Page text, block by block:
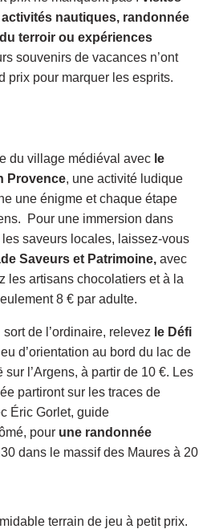
nautiques, randonnée
terroir ou expériences
souvenirs de vacances n’ont
prix pour marquer les esprits.
du village médiéval avec le
Provence, une activité ludique
une énigme et chaque étape
Pour une immersion dans
les saveurs locales, laissez-vous
Saveurs et Patrimoine, avec
les artisans chocolatiers et à la
8 € par adulte.
de l’ordinaire, relevez le Défi
d’orientation au bord du lac de
sur l’Argens, à partir de 10 €. Les
partiront sur les traces de
Éric Gorlet, guide
pour une randonnée
dans le massif des Maures à 20
terrain de jeu à petit prix.